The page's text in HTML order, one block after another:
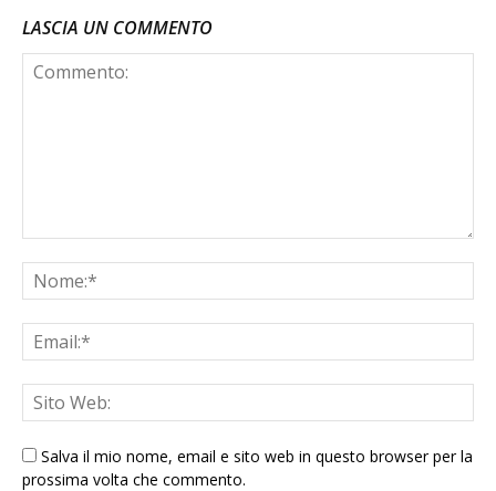
LASCIA UN COMMENTO
Salva il mio nome, email e sito web in questo browser per la
prossima volta che commento.